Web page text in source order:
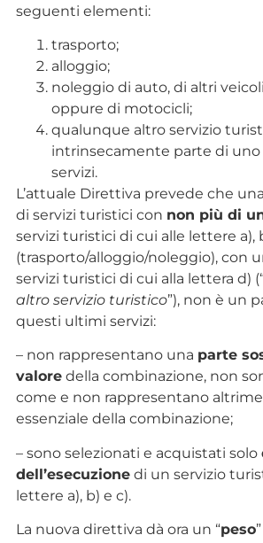
seguenti elementi:
trasporto;
alloggio;
noleggio di auto, di altri
oppure di motocicli;
qualunque altro servizio
intrinsecamente parte di
servizi.
L’attuale Direttiva prevede che
di servizi turistici con non più di
servizi turistici di cui alle lettere a),
(trasporto/alloggio/noleggio), con
servizi turistici di cui alla lettera d)
altro servizio turistico”), non è un
questi ultimi servizi:
– non rappresentano una parte
valoredella combinazione, non
come e non rappresentano
essenziale della combinazione;
– sono selezionati e acquistati solo
dell’esecuzionedi un servizio
lettere a), b) e c).
La nuova direttiva dà ora un “peso